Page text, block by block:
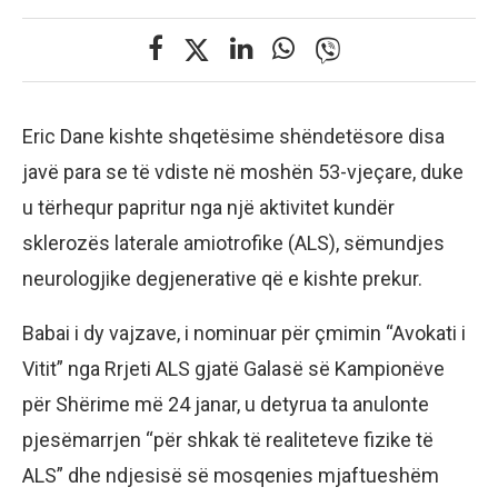
Eric Dane kishte shqetësime shëndetësore disa
javë para se të vdiste në moshën 53-vjeçare, duke
u tërhequr papritur nga një aktivitet kundër
sklerozës laterale amiotrofike (ALS), sëmundjes
neurologjike degjenerative që e kishte prekur.
Babai i dy vajzave, i nominuar për çmimin “Avokati i
Vitit” nga Rrjeti ALS gjatë Galasë së Kampionëve
për Shërime më 24 janar, u detyrua ta anulonte
pjesëmarrjen “për shkak të realiteteve fizike të
ALS” dhe ndjesisë së mosqenies mjaftueshëm